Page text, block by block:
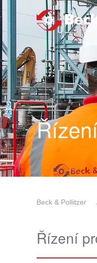
Skip to main content
Beck & Pollitzer
Řízení